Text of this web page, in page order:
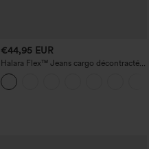
€44,95 EUR
Halara Flex™ Jeans cargo décontractés
taille mi-haute, jambes droites, avec
poches